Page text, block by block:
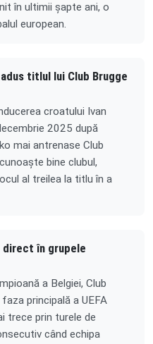
în ultimii șapte ani, o
european.
titlul lui Club Brugge
croatului Ivan
2025 după
mai antrenase Club
bine clubul,
al treilea la titlu în a
direct în grupele
a Belgiei, Club
principală a UEFA
trece prin turele de
când echipa